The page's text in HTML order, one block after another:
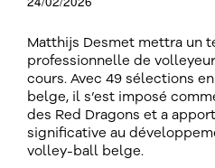
Matthijs Desmet mettra un
professionnelle de
cours. Avec 49 sélections
belge, il s’est imposé
des Red Dragons et a
significative au
volley-ball belge.